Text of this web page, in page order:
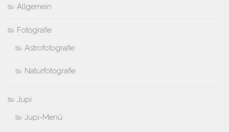
Allgemein
Fotografie
Astrofotografie
Naturfotografie
Jupi
Jupi-Menü